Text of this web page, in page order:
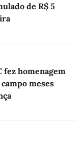
de R$ 5
fez homenagem
meses